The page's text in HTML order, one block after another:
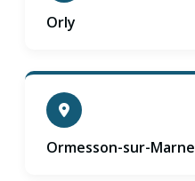
Orly
Ormesson-sur-Marne